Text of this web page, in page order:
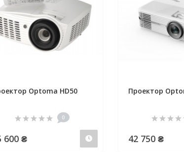
Optoma HD50
0
600 ₴ Предзаказ
Проектор
42 750 ₴